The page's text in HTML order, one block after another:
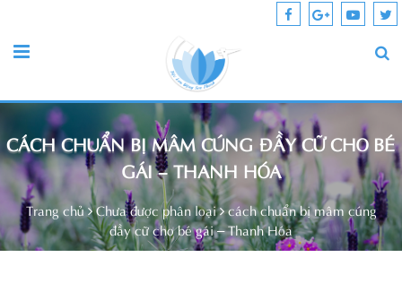
CÁCH CHUẨN BỊ MÂM CÚNG ĐẦY CỮ CHO BÉ
GÁI – THANH HÓA
Trang chủ Chưa được phân loại cách chuẩn bị mâm cúng
đầy cữ cho bé gái – Thanh Hóa